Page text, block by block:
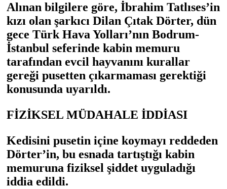
Alınan bilgilere göre, İbrahim Tatlıses’in
kızı olan şarkıcı Dilan Çıtak Dörter, dün
gece Türk Hava Yolları’nın Bodrum-
İstanbul seferinde kabin memuru
tarafından evcil hayvanını kurallar
gereği pusetten çıkarmaması gerektiği
konusunda uyarıldı.
FİZİKSEL MÜDAHALE İDDİASI
Kedisini pusetin içine koymayı reddeden
Dörter’in, bu esnada tartıştığı kabin
memuruna fiziksel şiddet uyguladığı
iddia edildi.